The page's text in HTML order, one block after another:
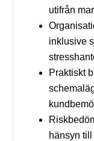
utifrån
inklusive
Praktiskt
hänsyn